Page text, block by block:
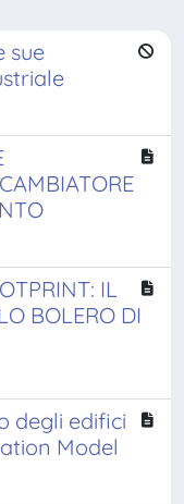
sue
IL
BOLERO DI
degli edifici
Model